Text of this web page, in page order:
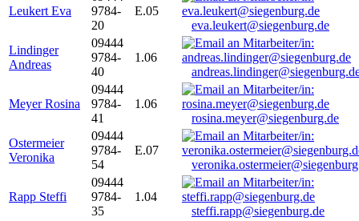
Leukert Eva
9784-
20
E.05
eva.leukert@siegenburg.de
Lindinger
Andreas
09444
9784-
40
1.06
Meyer Rosina
09444
9784-
41
1.06
rosina.meyer@siegenburg.de
Ostermeier
Veronika
09444
9784-
54
E.07
Rapp Steffi
09444
9784-
35
1.04
steffi.rapp@siegenburg.de